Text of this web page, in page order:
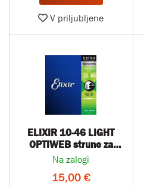
V priljubljene
ELIXIR 10-46 LIGHT
OPTIWEB strune za
električno kitaro
Na zalogi
15,00 €